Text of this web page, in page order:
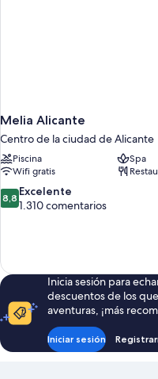
Melia Alicante
Centro de la ciudad de Alicante
Piscina
Spa
Wifi gratis
8.8
sobre
8,8 Excelente
1.310 comentarios
Inicia sesión para
descuentos de los
aventuras, ¡más
Iniciar sesión